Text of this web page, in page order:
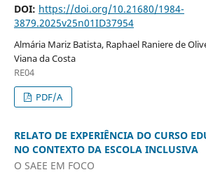
DOI: https://doi.org/10.21680/1984-
3879.2025v25n01ID37954
Almária Mariz Batista, Raphael Raniere de
Viana da Costa
RE04
PDF/A
RELATO DE EXPERIÊNCIA DO CURSO
NO CONTEXTO DA ESCOLA INCLUSIVA
O SAEE EM FOCO